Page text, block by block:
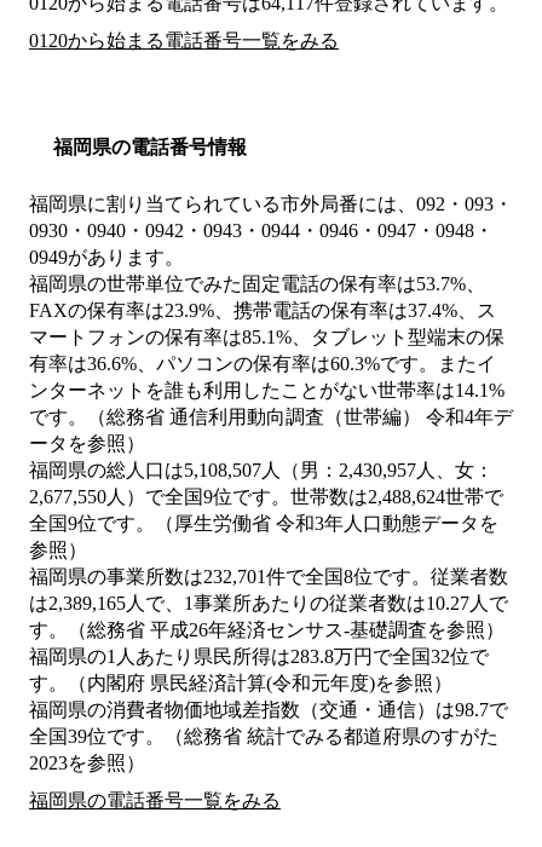
0120から始まる電話番号一覧をみる
福岡県の電話番号情報
福岡県に割り当てられている市外局番には、092・093・
0930・0940・0942・0943・0944・0946・0947・0948・
0949があります。
福岡県の世帯単位でみた固定電話の保有率は53.7%、
FAXの保有率は23.9%、携帯電話の保有率は37.4%、ス
マートフォンの保有率は85.1%、タブレット型端末の保
有率は36.6%、パソコンの保有率は60.3%です。またイ
ンターネットを誰も利用したことがない世帯率は14.1%
です。（総務省 通信利用動向調査（世帯編） 令和4年デ
ータを参照）
福岡県の総人口は5,108,507人（男：2,430,957人、女：
2,677,550人）で全国9位です。世帯数は2,488,624世帯で
全国9位です。（厚生労働省 令和3年人口動態データを
参照）
福岡県の事業所数は232,701件で全国8位です。従業者数
は2,389,165人で、1事業所あたりの従業者数は10.27人で
す。（総務省 平成26年経済センサス‐基礎調査を参照）
福岡県の1人あたり県民所得は283.8万円で全国32位で
す。（内閣府 県民経済計算(令和元年度)を参照）
福岡県の消費者物価地域差指数（交通・通信）は98.7で
全国39位です。（総務省 統計でみる都道府県のすがた
2023を参照）
福岡県の電話番号一覧をみる